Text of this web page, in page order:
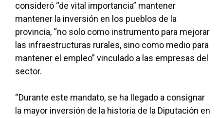
consideró “de vital importancia” mantener
mantener la inversión en los pueblos de la
provincia, “no solo como instrumento para mejorar
las infraestructuras rurales, sino como medio para
mantener el empleo” vinculado a las empresas del
sector.
“Durante este mandato, se ha llegado a consignar
la mayor inversión de la historia de la Diputación en